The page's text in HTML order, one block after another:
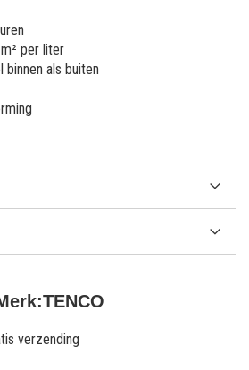
TENCO
verzending
per liter
als buiten